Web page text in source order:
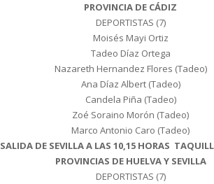
PROVINCIA DE CÁDIZ
DEPORTISTAS (7)
Moisés Mayi Ortiz
Tadeo Díaz Ortega
Nazareth Hernandez Flores (Tadeo)
Ana Díaz Albert (Tadeo)
Candela Piña (Tadeo)
Zoé Soraino Morón (Tadeo)
Marco Antonio Caro (Tadeo)
SALIDA DE SEVILLA A LAS 10,15 HORAS
PROVINCIAS DE HUELVA Y SEVILLA
DEPORTISTAS (7)